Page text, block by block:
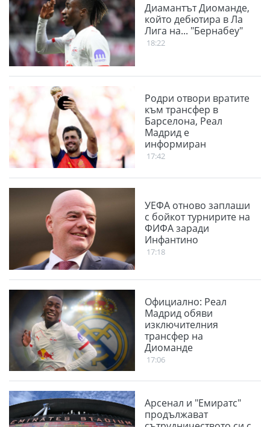
Диамантът Диоманде,
който дебютира в Ла
Лига на... "Бернабеу"
18:22
Родри отвори вратите
към трансфер в
Барселона, Реал
Мадрид е
информиран
17:42
УЕФА отново заплаши
с бойкот турнирите на
ФИФА заради
Инфантино
17:18
Официално: Реал
Мадрид обяви
изключителния
трансфер на
Диоманде
17:06
Арсенал и "Емиратс"
продължават